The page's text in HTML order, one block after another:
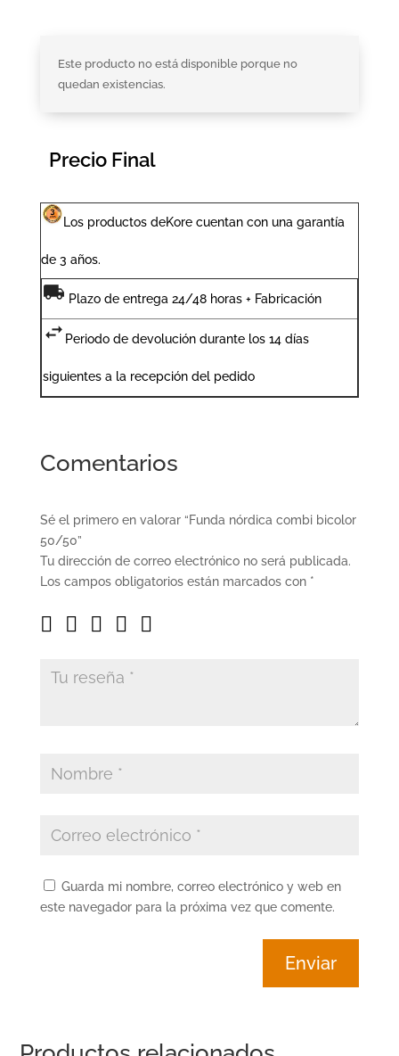
Este producto no está disponible porque no
quedan existencias.
Precio Final
Los productos deKore cuentan con una garantía
de 3 años.
Plazo de entrega 24/48 horas + Fabricación
Periodo de devolución durante los 14 días
siguientes a la recepción del pedido
Comentarios
Sé el primero en valorar “Funda nórdica combi bicolor
50/50”
Tu dirección de correo electrónico no será publicada.
Los campos obligatorios están marcados con *
Guarda mi nombre, correo electrónico y web en
este navegador para la próxima vez que comente.
Enviar